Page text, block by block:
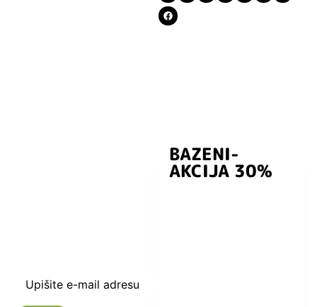
Upišite e-mail adresu
BAZENI-
AKCIJA 30%